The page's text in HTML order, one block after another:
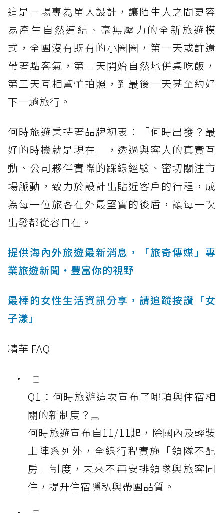
這是一場專為單人設計，讓陌生人之間更容
易產生自然連結、毫無壓力的全新旅遊模
式，全團沒有既有的小圈圈，第一天或許還
帶著點客氣，第二天開始自然地併桌吃飯，
第三天互相幫忙拍照，到最後一天甚至約好
下一趟旅行。
何時旅遊秉持著品牌初衷：「何時出發？最
好的時機就是現在」，透過與客人的真實互
動、公司夥伴實際的踩線經驗、密切關注市
場脈動，致力於設計出貼近客戶的行程，成
為每一位旅客在外最堅實的後盾，讓每一次
出發都從容自在。
提供海內外旅遊最新消息，「旅奇傳媒」專
業旅遊新聞‧豐富你的視野
最棒的女性生活資訊分享，請追蹤按讚「女
子漾」
精華 FAQ
Q1：何時旅遊這次宣布了哪項與住宿相
關的新制度？
何時旅遊宣布自11/11起，除國內及輕裝
上陣系列外，全線行程實施「領隊不配
房」制度，未來不再安排領隊與旅客同
住，提升住宿隱私與帶團品質。